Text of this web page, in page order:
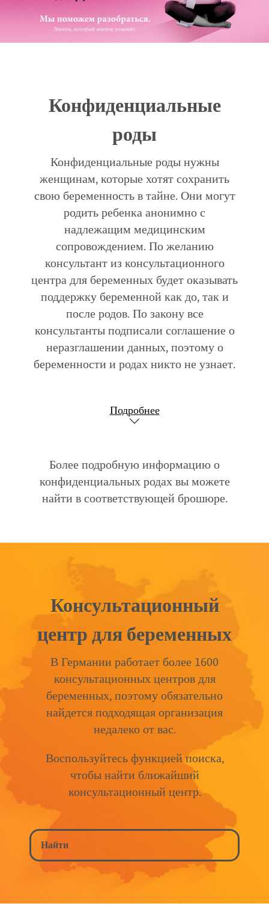
Конфиденциальные
роды
Конфиденциальные роды нужны
женщинам, которые хотят сохранить
свою беременность в тайне. Они могут
родить ребенка анонимно с
надлежащим медицинским
сопровождением. По желанию
консультант из консультационного
центра для беременных будет оказывать
поддержку беременной как до, так и
после родов. По закону все
консультанты подписали соглашение о
неразглашении данных, поэтому о
беременности и родах никто не узнает.
Подробнее
Более подробную информацию о
конфиденциальных родах вы можете
найти в соответствующей брошюре.
Консультационный
центр для беременных
В Германии работает более 1600
консультационных центров для
беременных, поэтому обязательно
найдется подходящая организация
недалеко от вас.
Воспользуйтесь функцией поиска,
чтобы найти ближайший
консультационный центр.